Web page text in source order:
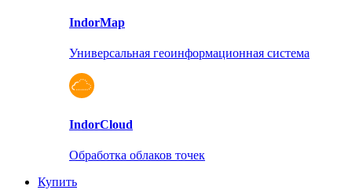
IndorMap
Универсальная геоинформационная система
IndorCloud
Обработка облаков точек
Купить